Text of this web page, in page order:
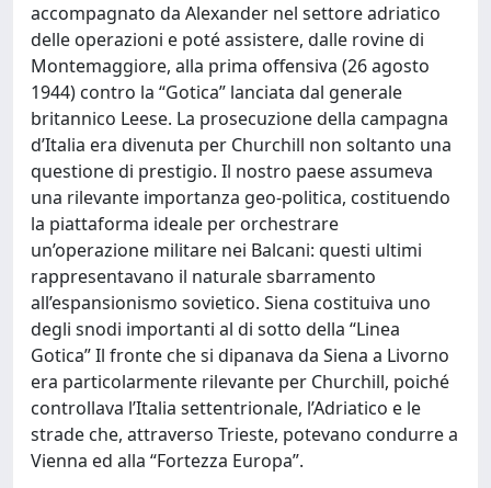
accompagnato da Alexander nel settore adriatico
delle operazioni e poté assistere, dalle rovine di
Montemaggiore, alla prima offensiva (26 agosto
1944) contro la “Gotica” lanciata dal generale
britannico Leese. La prosecuzione della campagna
d’Italia era divenuta per Churchill non soltanto una
questione di prestigio. Il nostro paese assumeva
una rilevante importanza geo-politica, costituendo
la piattaforma ideale per orchestrare
un’operazione militare nei Balcani: questi ultimi
rappresentavano il naturale sbarramento
all’espansionismo sovietico. Siena costituiva uno
degli snodi importanti al di sotto della “Linea
Gotica” Il fronte che si dipanava da Siena a Livorno
era particolarmente rilevante per Churchill, poiché
controllava l’Italia settentrionale, l’Adriatico e le
strade che, attraverso Trieste, potevano condurre a
Vienna ed alla “Fortezza Europa”.